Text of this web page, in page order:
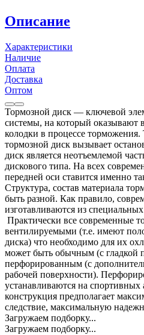
Описание
Характеристики
Наличие
Оплата
Доставка
Оптом
Тормозной диск — ключевой
системы, на который оказывают
колодки в процессе
тормозной диск вызывает
диск является неотъемлемой
дискового типа. На всех
передней оси ставится именно
Структура, состав материала
быть разной. Как правило,
изготавливаются из
Практически все современные
вентилируемыми (т.е. имеют
диска) что необходимо для их
может быть обычным (с гладкой
перфорированным (с
рабочей поверхности).
устанавливаются на спортивных
конструкция предполагает
следствие, максимальную
Загружаем подборку...
Загружаем подборку...